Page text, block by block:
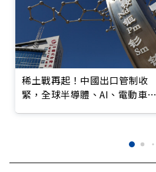
稀土戰再起！中國出口管制收
緊，全球半導體、AI、電動車、